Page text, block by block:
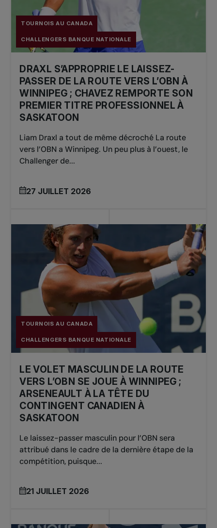
Simple: Aidan MAYO (USA)
Double:Robert CASH (USA) / JJ TRACY (USA)
Simple: Zizou BERG (BEL)
Double: Andre GORANSON (SWE) / Tobby
SAMUEL (GBR)
2022
Simple: Vasek POSPISIL (CAN)
Double: Julian CASH (GBR) / Henry PATTEN
Simple: Maxime CRESSY (USA)
Double: Manuel GUINARD (FRA) / Arthur
RINDERKNECH (FRA)
2019
Simple: Ricardas Berankis (LTU)
Double: Scott CLAYTON (GBR) / Adil
SHAMASDIN (CAN)
2018
Simple: Denis KUDLA (USA)
Double: Joris DE LOORE (BEL) / Frederik
2017
Double: Sam GOTH (AUS) / Adil SHAMASDIN
TOURNOIS AU CANADA
CHALLENGERS BANQUE NATIONALE
DRAXL S’APPROPRIE LE LAISSEZ-
PASSER DE LA ROUTE VERS L’OBN À
WINNIPEG ; CHAVEZ REMPORTE SON
PREMIER TITRE PROFESSIONNEL À
SASKATOON
Liam Draxl a tout de même décroché La route
vers l’OBN a Winnipeg. Un peu plus à l’ouest, le
Challenger de...
27 JUILLET 2026
TOURNOIS AU CANADA
CHALLENGERS BANQUE NATIONALE
LE VOLET MASCULIN DE LA ROUTE
VERS L’OBN SE JOUE À WINNIPEG ;
ARSENEAULT À LA TÊTE DU
CONTINGENT CANADIEN À
SASKATOON
Le laissez-passer masculin pour l’OBN sera
attribué dans le cadre de la dernière étape de la
compétition, puisque...
21 JUILLET 2026